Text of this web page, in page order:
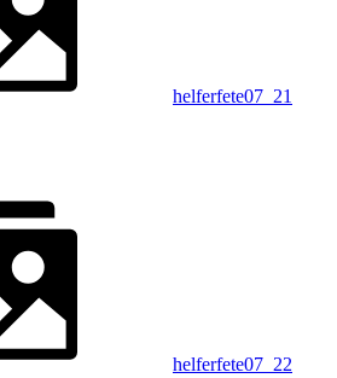
helferfete07_21
helferfete07_22